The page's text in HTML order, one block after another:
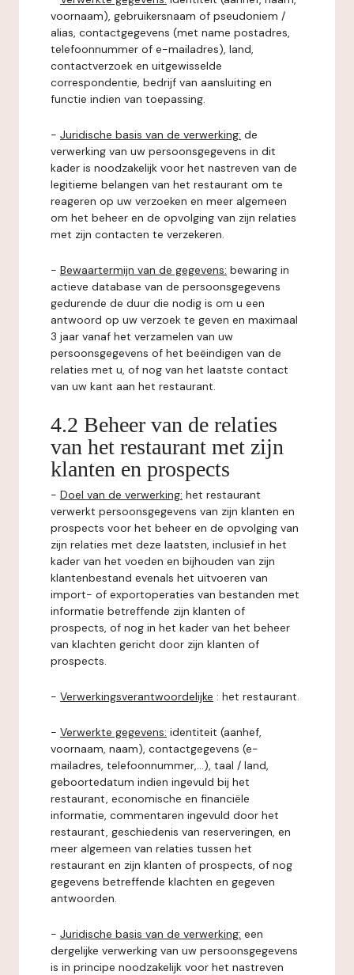
voornaam), gebruikersnaam of pseudoniem /
alias, contactgegevens (met name postadres,
telefoonnummer of e-mailadres), land,
contactverzoek en uitgewisselde
correspondentie, bedrijf van aansluiting en
functie indien van toepassing.
- Juridische basis van de verwerking: de
verwerking van uw persoonsgegevens in dit
kader is noodzakelijk voor het nastreven van de
legitieme belangen van het restaurant om te
reageren op uw verzoeken en meer algemeen
om het beheer en de opvolging van zijn relaties
met zijn contacten te verzekeren.
- Bewaartermijn van de gegevens: bewaring in
actieve database van de persoonsgegevens
gedurende de duur die nodig is om u een
antwoord op uw verzoek te geven en maximaal
3 jaar vanaf het verzamelen van uw
persoonsgegevens of het beëindigen van de
relaties met u, of nog van het laatste contact
van uw kant aan het restaurant.
4.2 Beheer van de relaties
van het restaurant met zijn
klanten en prospects
- Doel van de verwerking: het restaurant
verwerkt persoonsgegevens van zijn klanten en
prospects voor het beheer en de opvolging van
zijn relaties met deze laatsten, inclusief in het
kader van het voeden en bijhouden van zijn
klantenbestand evenals het uitvoeren van
import- of exportoperaties van bestanden met
informatie betreffende zijn klanten of
prospects, of nog in het kader van het beheer
van klachten gericht door zijn klanten of
prospects.
- Verwerkingsverantwoordelijke : het restaurant.
- Verwerkte gegevens: identiteit (aanhef,
voornaam, naam), contactgegevens (e-
mailadres, telefoonnummer,...), taal / land,
geboortedatum indien ingevuld bij het
restaurant, economische en financiële
informatie, commentaren ingevuld door het
restaurant, geschiedenis van reserveringen, en
meer algemeen van relaties tussen het
restaurant en zijn klanten of prospects, of nog
gegevens betreffende klachten en gegeven
antwoorden.
- Juridische basis van de verwerking: een
dergelijke verwerking van uw persoonsgegevens
is in principe noodzakelijk voor het nastreven